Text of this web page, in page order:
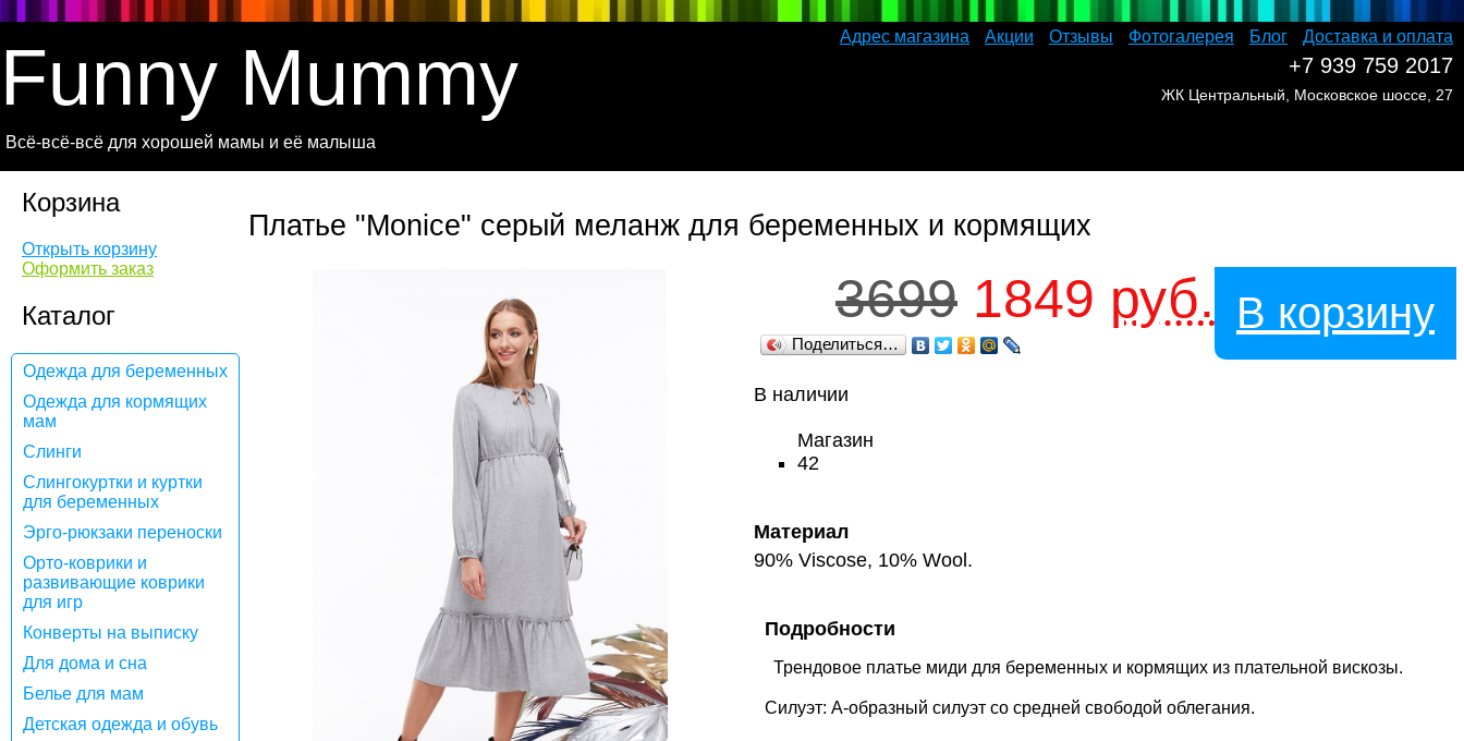
Адрес магазина Акции Отзывы Фотогалерея Блог Доставка и оплата
Funny Mummy
Всё-всё-всё для хорошей мамы и её малыша
Корзина
Открыть корзину
Оформить заказ
Каталог
Одежда для беременных
Одежда для кормящих
мам
Слинги
Слингокуртки и куртки
для беременных
Эрго-рюкзаки переноски
Орто-коврики и
развивающие коврики
для игр
Конверты на выписку
Для дома и сна
Белье для мам
Детская одежда и обувь
Платье "Monice" серый меланж для беременных и кормящих
В корзину
3699 1849 руб.
Поделиться…
В наличии
Магазин
42
Материал
90% Viscose, 10% Wool.
Подробности
Силуэт: А-образный силуэт со средней свободой облегания.
+7 939 759 2017
ЖК Центральный, Московское шоссе, 27